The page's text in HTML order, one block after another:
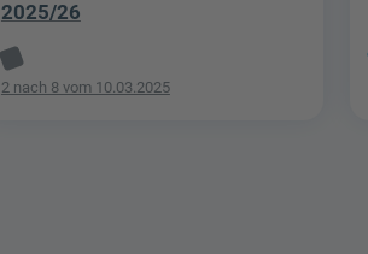
2025/26
2 nach 8 vom 10.03.2025